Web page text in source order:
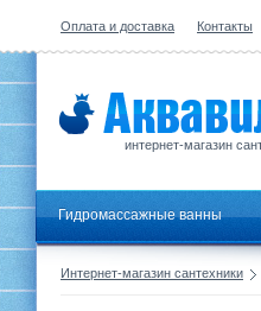
Оплата и доставка Контакты
интернет-магазин
Гидромассажные ванны
Интернет-магазин сантехники